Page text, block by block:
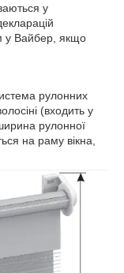
у
у Вайбер, якщо
рулонних
(входить у
рулонної
на раму вікна,